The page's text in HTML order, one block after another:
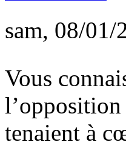
sam, 08/01/
Vous
l’opposition
tenaient à